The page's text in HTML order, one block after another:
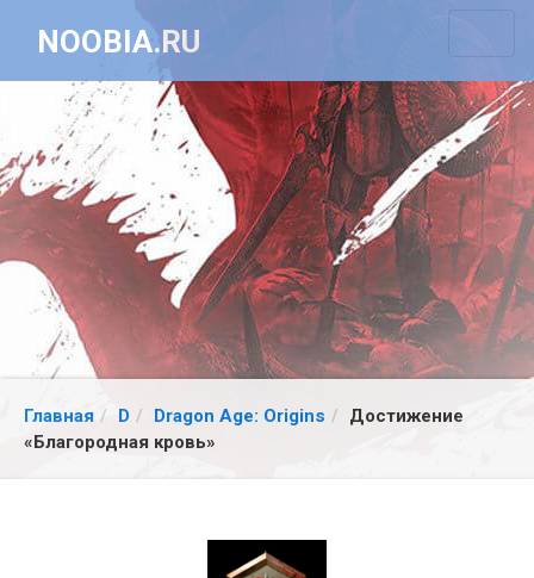
NOOBIA.RU
Главная D Dragon Age: Origins
Достижение
«Благородная кровь»